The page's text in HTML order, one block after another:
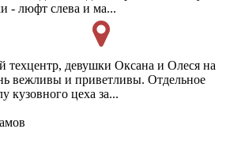
- люфт слева и ма...
техцентр, девушки Оксана и Олеся на
вежливы и приветливы. Отдельное
кузовного цеха за...